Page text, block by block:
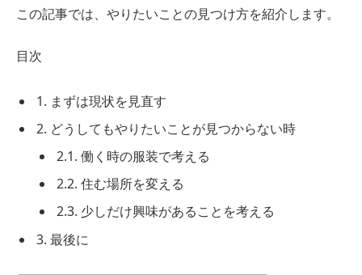
この記事では、やりたいことの見つけ方を紹介します。
目次
1. まずは現状を見直す
2. どうしてもやりたいことが見つからない時
2.1. 働く時の服装で考える
2.2. 住む場所を変える
2.3. 少しだけ興味があることを考える
3. 最後に